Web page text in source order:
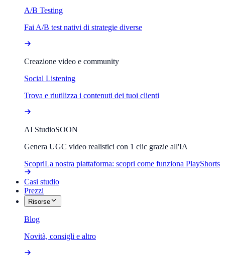
A/B Testing
Fai A/B test nativi di strategie diverse
Creazione video e community
Social Listening
Trova e riutilizza i contenuti dei tuoi clienti
AI StudioSOON
Genera UGC video realistici con 1 clic grazie all'IA
ScopriLa nostra piattaforma: scopri come funziona PlayShorts
Casi studio
Prezzi
Risorse
Blog
Novità, consigli e altro